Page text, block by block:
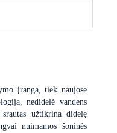
įranga, tiek naujose
nedidelė vandens
užtikrina didelę
nuimamos šoninės